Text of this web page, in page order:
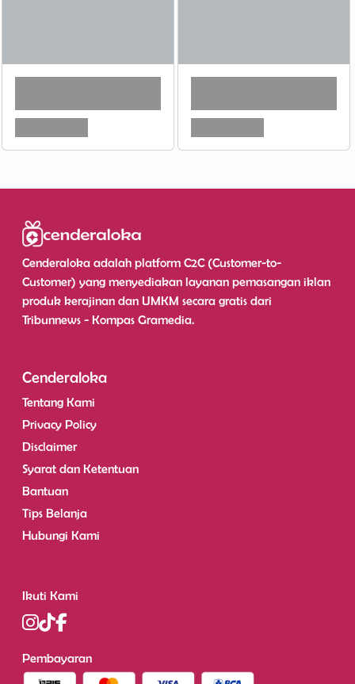
Cenderaloka adalah platform C2C (Customer-to-
Customer) yang menyediakan layanan pemasangan iklan
produk kerajinan dan UMKM secara gratis dari
Tribunnews - Kompas Gramedia.
Cenderaloka
Tentang Kami
Privacy Policy
Disclaimer
Syarat dan Ketentuan
Bantuan
Tips Belanja
Hubungi Kami
Ikuti Kami
Pembayaran